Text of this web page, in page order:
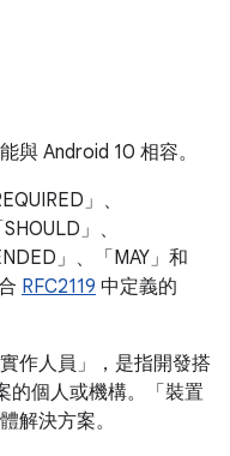
與 Android 10 相容。
」、
」、
」、「MAY」和
RFC2119 中定義的
作人員」，是指開發搭
的個人或機構。「裝置
解決方案。